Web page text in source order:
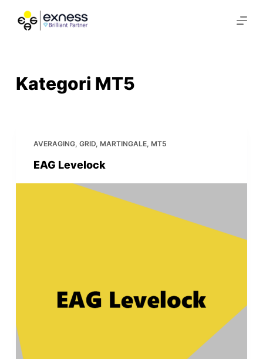
o
n
Kategori MT5
AVERAGING, GRID, MARTINGALE, MT5
EAG Levelock